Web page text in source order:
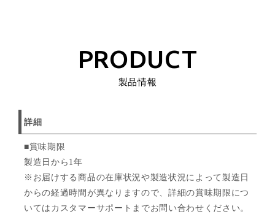
PRODUCT
製品情報
詳細
■賞味期限
製造日から1年
※お届けする商品の在庫状況や製造状況によって製造日
からの経過時間が異なりますので、詳細の賞味期限につ
いてはカスタマーサポートまでお問い合わせください。